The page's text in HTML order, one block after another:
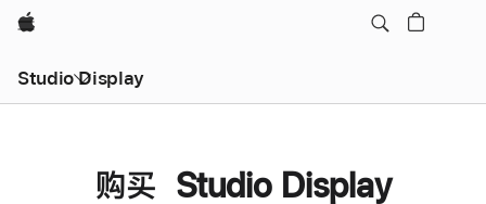
Apple
Studio Display
购买 Studio Display